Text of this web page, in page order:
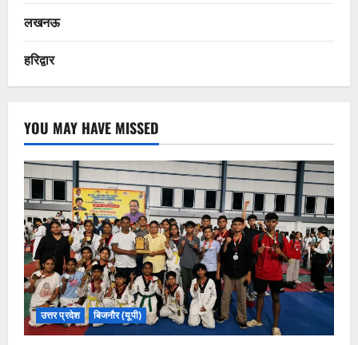
लखनऊ
हरिद्वार
YOU MAY HAVE MISSED
उत्तर प्रदेश बिजनौर (यूपी)